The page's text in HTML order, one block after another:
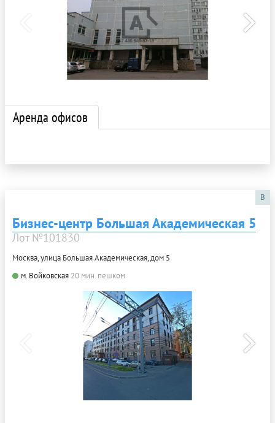
Аренда офисов
B
Бизнес-центр Большая Академическая 5
Лот №101830
Москва, улица Большая Академическая, дом 5
м. Войковская 20 мин. пешком